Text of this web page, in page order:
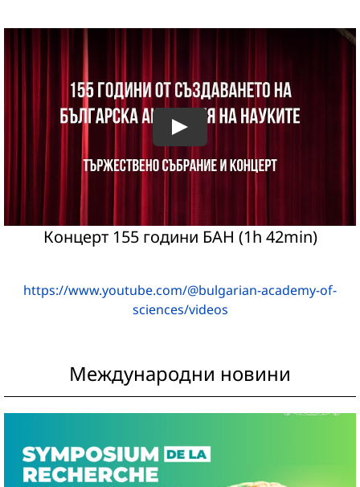
Концерт 155 години БАН (1h 42min)
https://www.youtube.com/@bulgarian-academy-of-
sciences/videos
Международни новини